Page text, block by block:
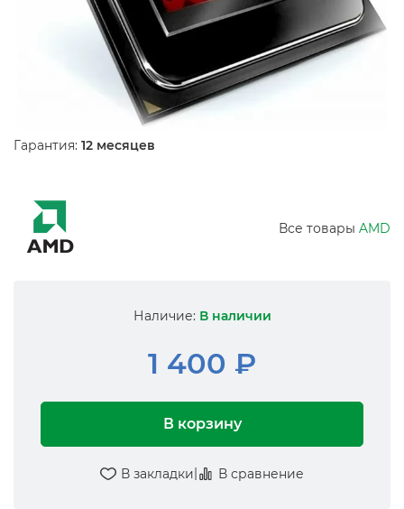
Гарантия: 12 месяцев
Все товары AMD
Наличие: В наличии
1 400 ₽
В корзину
В закладки| В сравнение